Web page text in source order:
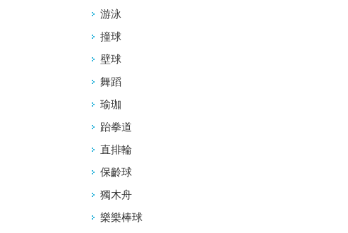
游泳
撞球
壁球
舞蹈
瑜珈
跆拳道
直排輪
保齡球
獨木舟
樂樂棒球